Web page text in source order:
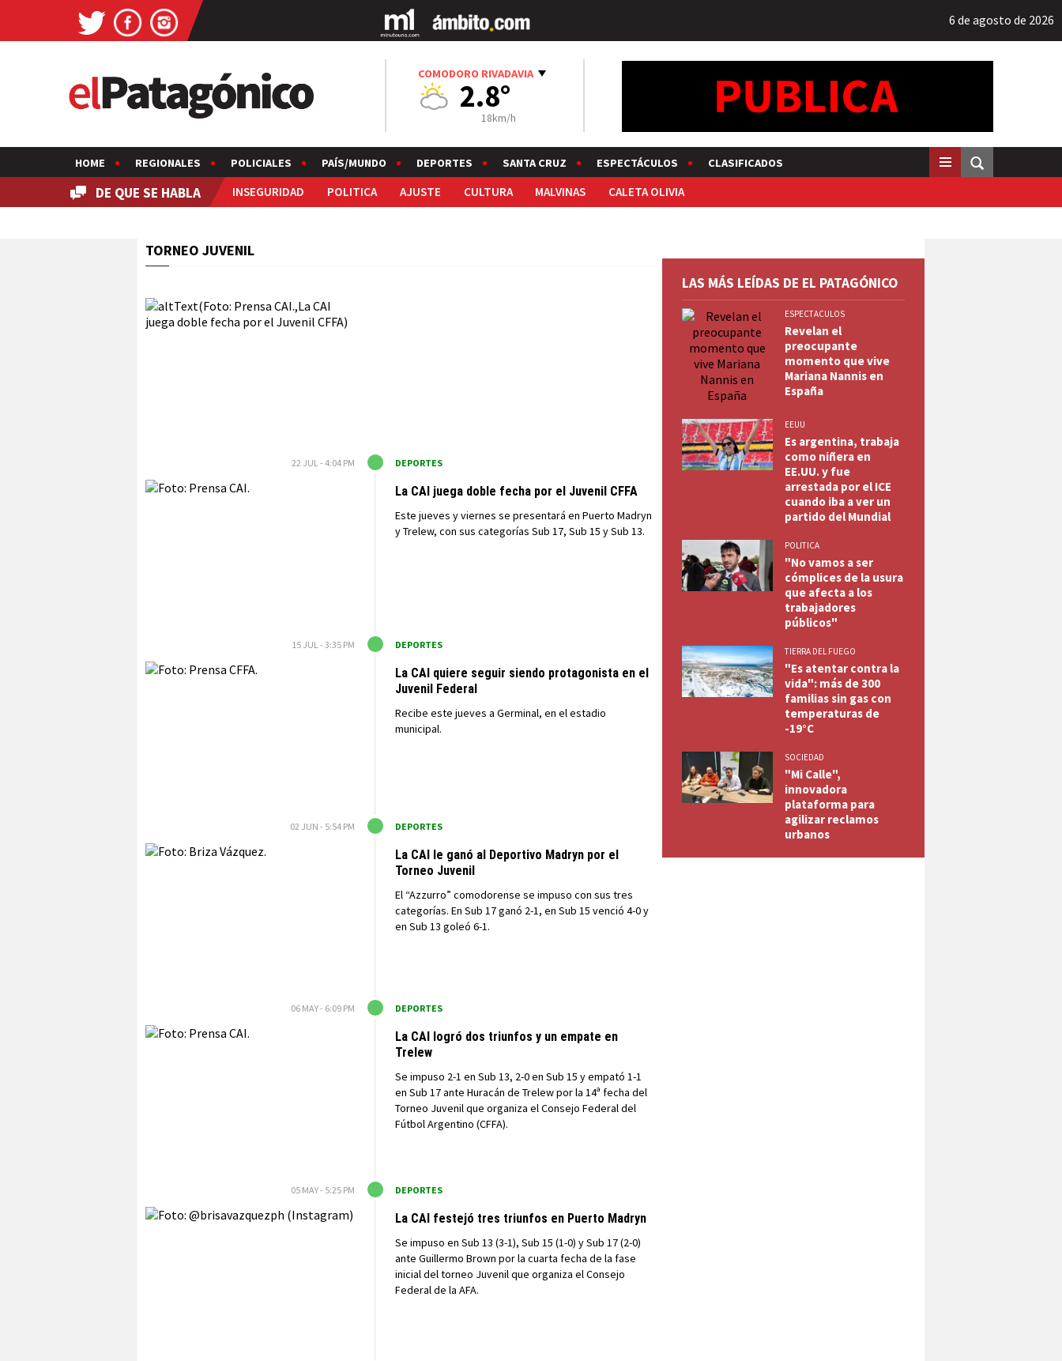
6 de agosto de 2026
COMODORO RIVADAVIA
2.8°
18km/h
HOME REGIONALES POLICIALES PAÍS/MUNDO DEPORTES SANTA CRUZ ESPECTÁCULOS CLASIFICADOS
DE QUE SE HABLA INSEGURIDAD POLITICA AJUSTE CULTURA MALVINAS CALETA OLIVIA
TORNEO JUVENIL
22 JUL - 4:04 PM DEPORTES
La CAI juega doble fecha por el Juvenil CFFA
Este jueves y viernes se presentará en Puerto Madryn
y Trelew, con sus categorías Sub 17, Sub 15 y Sub 13.
15 JUL - 3:35 PM DEPORTES
La CAI quiere seguir siendo protagonista en el
Juvenil Federal
Recibe este jueves a Germinal, en el estadio
municipal.
02 JUN - 5:54 PM DEPORTES
La CAI le ganó al Deportivo Madryn por el
Torneo Juvenil
El “Azzurro” comodorense se impuso con sus tres
categorías. En Sub 17 ganó 2-1, en Sub 15 venció 4-0 y
en Sub 13 goleó 6-1.
06 MAY - 6:09 PM DEPORTES
La CAI logró dos triunfos y un empate en
Trelew
Se impuso 2-1 en Sub 13, 2-0 en Sub 15 y empató 1-1
en Sub 17 ante Huracán de Trelew por la 14ª fecha del
Torneo Juvenil que organiza el Consejo Federal del
Fútbol Argentino (CFFA).
05 MAY - 5:25 PM DEPORTES
La CAI festejó tres triunfos en Puerto Madryn
Se impuso en Sub 13 (3-1), Sub 15 (1-0) y Sub 17 (2-0)
ante Guillermo Brown por la cuarta fecha de la fase
inicial del torneo Juvenil que organiza el Consejo
Federal de la AFA.
LAS MÁS LEÍDAS DE EL PATAGÓNICO
ESPECTACULOS
Revelan el
preocupante
momento que vive
Mariana Nannis en
España
EEUU
Es argentina, trabaja
como niñera en
EE.UU. y fue
arrestada por el ICE
cuando iba a ver un
partido del Mundial
POLITICA
"No vamos a ser
cómplices de la usura
que afecta a los
trabajadores
públicos"
TIERRA DEL FUEGO
"Es atentar contra la
vida": más de 300
familias sin gas con
temperaturas de
-19°C
SOCIEDAD
"Mi Calle",
innovadora
plataforma para
agilizar reclamos
urbanos